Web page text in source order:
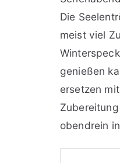
Die
meist viel
genießen
ersetzen
obendrein